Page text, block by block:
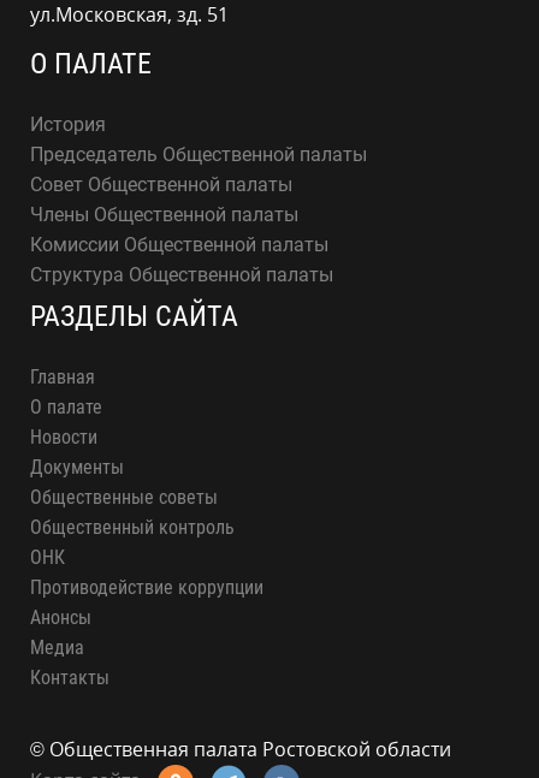
ул.Московская, зд. 51
О ПАЛАТЕ
История
Председатель Общественной палаты
Совет Общественной палаты
Члены Общественной палаты
Комиссии Общественной палаты
Структура Общественной палаты
РАЗДЕЛЫ САЙТА
Главная
О палате
Новости
Документы
Общественные советы
Общественный контроль
ОНК
Противодействие коррупции
Анонсы
Медиа
Контакты
© Общественная палата Ростовской области